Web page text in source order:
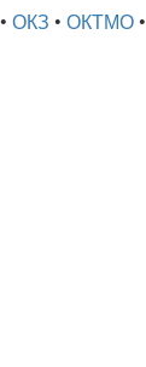
• ОКЗ • ОКТМО•